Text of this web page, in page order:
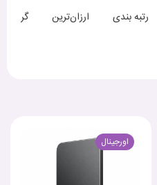
رتبه بندی ارزان‌ترین
اورجینال